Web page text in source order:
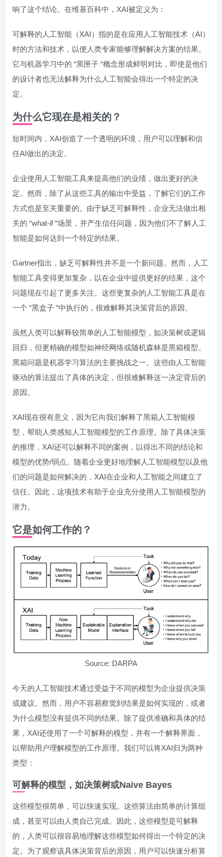
响了这个结论。在维基百科中，XAI被定义为：
可解释的人工智能（XAI）指的是在应用人工智能技术（AI）
时的方法和技术，以便人类专家能够理解解决方案的结果。
它与机器学习中的 “黑匣子 “概念形成鲜明对比，即使是他们
的设计者也无法解释为什么人工智能会得出一个特定的决
定。
为什么它现在是相关的？
短时间内，XAI创造了一个透明的环境，用户可以理解和信
任AI做出的决定。
企业使用人工智能工具来提高他们的业绩，做出更好的决
定。然而，除了从这些工具的输出中受益，了解它们的工作
方式也是至关重要的。由于缺乏可解释性，企业无法做出相
关的 “what-if “场景，并产生信任问题，因为他们不了解人工
智能是如何达到一个特定的结果。
Gartner指出，缺乏可解释性并不是一个新问题。然而，人工
智能工具变得更加复杂，以在企业中提供更好的结果，这个
问题现在引起了更多关注。这些更复杂的人工智能工具是在
一个 “黑盒子 “中执行的，很难解释其决策背后的原因。
虽然人类可以解释较简单的人工智能模型，如决策树或逻辑
回归，但更精确的模型如神经网络或随机森林是黑箱模型。
黑箱问题是机器学习算法的主要挑战之一。这些由人工智能
驱动的算法提出了具体的决定，但很难解释这一决定背后的
原因。
XAI现在很有意义，因为它向我们解释了黑箱人工智能模
型，帮助人类感知人工智能模型的工作原理。除了具体决策
的推理，XAI还可以解释不同的案例，以得出不同的结论和
模型的优势/弱点。随着企业更好地理解人工智能模型以及他
们的问题是如何解决的，XAI在企业和人工智能之间建立了
信任。因此，这项技术有助于企业充分使用人工智能模型的
潜力。
它是如何工作的？
Source: DARPA
今天的人工智能技术通过受益于不同的模型为企业提供决策
或建议。然而，用户不容易察觉到结果是如何实现的，或者
为什么模型没有提供不同的结果。除了提供准确和具体的结
果，XAI还使用了一个可解释的模型，并有一个解释界面，
以帮助用户理解模型的工作原理。我们可以将XAI归为两种
类型：
可解释的模型，如决策树或Naive Bayes
这些模型很简单，可以快速实现。这些算法由简单的计算组
成，甚至可以由人类自己完成。因此，这些模型是可解释
的，人类可以很容易地理解这些模型如何得出一个特定的决
定。为了观察该具体决策背后的原因，用户可以快速分析算